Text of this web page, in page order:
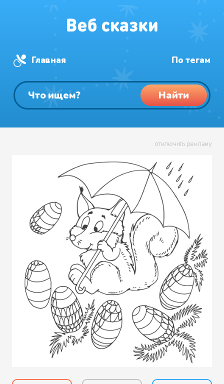
Главная По тегам
Найти
отключить рекламу